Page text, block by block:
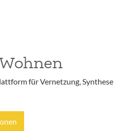
für Vernetzung, Synthese